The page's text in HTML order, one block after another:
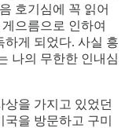
호기심에 꼭 읽어
으름으로 인하여
하게 되었다. 사실 흥
나의 무한한 인내심
을 가지고 있었던
을 방문하고 구미